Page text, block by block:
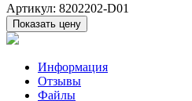
Артикул: 8202202-D01
Показать цену
Информация
Отзывы
Файлы